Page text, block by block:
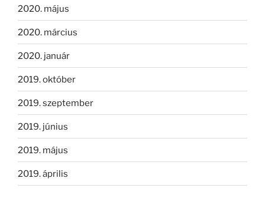
2020. május
2020. március
2020. január
2019. október
2019. szeptember
2019. június
2019. május
2019. április